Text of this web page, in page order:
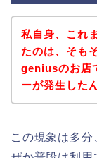
私自身、これ
たのは、そも
geniusのお店
ーが発生した
この現象は多